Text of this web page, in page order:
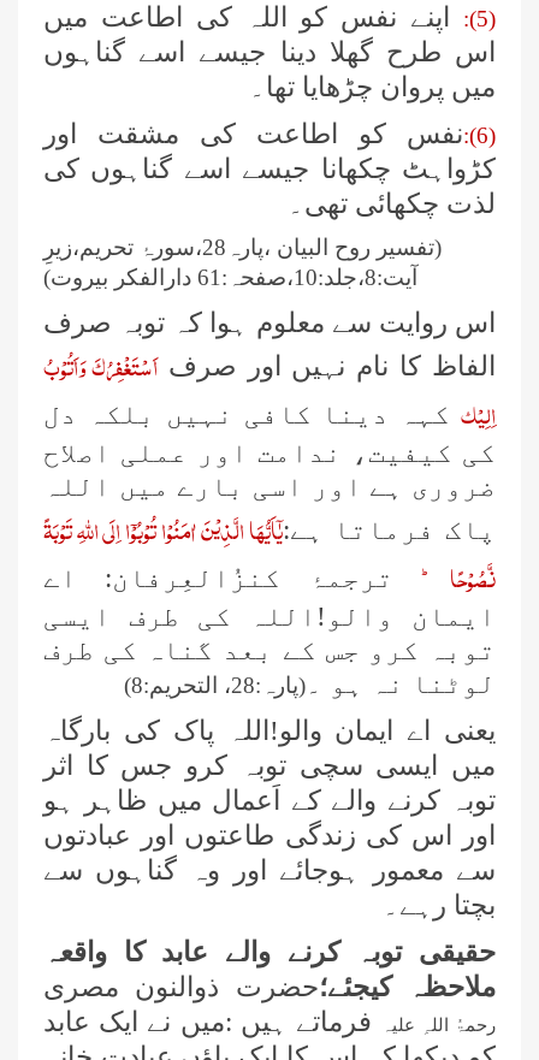
(5):
اپنے نفس کو اللہ کی اطاعت میں
اس طرح گھلا دینا جیسے اسے گناہوں
میں پروان چڑھایا تھا۔
(6):
نفس کو اطاعت کی مشقت اور
کڑواہٹ چکھانا جیسے اسے گناہوں کی
لذت چکھائی تھی۔
(تفسیر روح البیان ،پارہ28،سورۂ تحریم،زیرِ
آیت:8،جلد:10،صفحہ:61 دارالفکر بیروت)
اس روایت سے معلوم ہوا کہ توبہ صرف
الفاظ کا نام نہیں اور صرفاَسْتَغْفِرُكَ وَاَتُوْبُ
اِلِيْك کہہ دینا کافی نہیں بلکہ دل
کی کیفیت، ندامت اور عملی اصلاح
ضروری ہے اور اسی بارے میں اللہ
پاک فرماتا ہے:یٰۤاَیُّهَا الَّذِیْنَ اٰمَنُوْا تُوْبُوْۤا اِلَى اللّٰهِ تَوْبَةً
نَّصُوْحًا ؕ
ترجمۂ کنزُالعِرفان: اے
ایمان والو!اللہ کی طرف ایسی
توبہ کرو جس کے بعد گناہ کی طرف
لوٹنا نہ ہو ۔ (پارہ:28، التحریم:8)
یعنی اے ایمان والو!اللہ پاک کی بارگاہ
میں ایسی سچی توبہ کرو جس کا اثر
توبہ کرنے والے کے اَعمال میں ظاہر ہو
اور اس کی زندگی طاعتوں اور عبادتوں
سے معمور ہوجائے اور وہ گناہوں سے
بچتا رہے۔
حقیقی توبہ کرنے والے عابد کا واقعہ
ملاحظہ کیجئے؛حضرت ذوالنون مصری
رحمۃُ اللہِ علیہ
فرماتے ہیں :میں نے ایک عابد